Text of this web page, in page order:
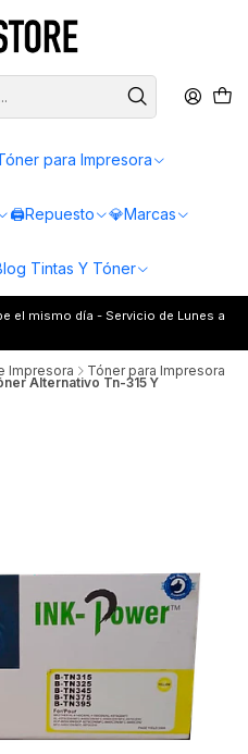
para Impresora
🖨️Repuesto 💎Marcas
Tintas Y Tóner
el mismo día - Servicio de Lunes a
Impresora Tóner para Impresora
Alternativo Tn-315 Y